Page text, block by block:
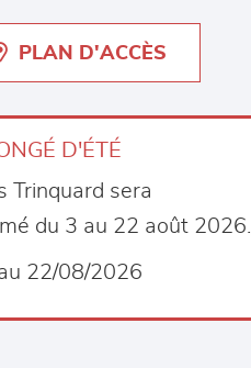
PLAN D'ACCÈS
D'ÉTÉ
Trinquard sera
du 3 au 22 août 2026.
22/08/2026